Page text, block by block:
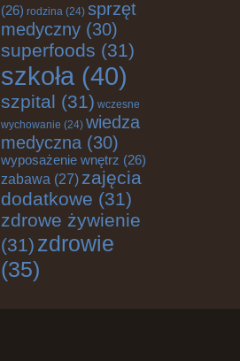
(26) rodzina (24) sprzęt
medyczny (30)
superfoods (31)
szkoła (40)
szpital (31) wczesne
wychowanie (24) wiedza
medyczna (30)
wyposażenie wnętrz (26)
zabawa (27) zajęcia
dodatkowe (31)
zdrowe żywienie
(31) zdrowie
(35)